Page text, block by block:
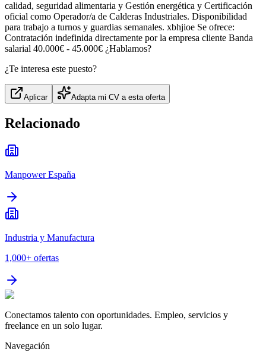
calidad, seguridad alimentaria y Gestión energética y Certificación
oficial como Operador/a de Calderas Industriales. Disponibilidad
para trabajo a turnos y guardias semanales. xbhjioe Se ofrece:
Contratación indefinida directamente por la empresa cliente Banda
salarial 40.000€ - 45.000€ ¿Hablamos?
¿Te interesa este puesto?
Aplicar Adapta mi CV a esta oferta
Relacionado
Manpower España
Industria y Manufactura
1,000+ ofertas
Conectamos talento con oportunidades. Empleo, servicios y
freelance en un solo lugar.
Navegación